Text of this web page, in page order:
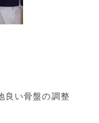
良い骨盤の調整